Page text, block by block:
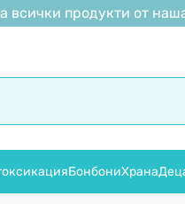
всички продукти от
БонбониХрана